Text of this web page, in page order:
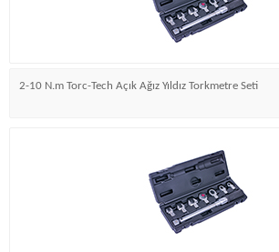
2-10 N.m Torc-Tech Açık Ağız Yıldız Torkmetre Seti